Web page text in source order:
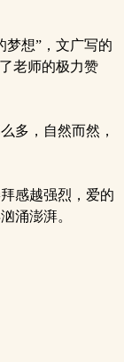
想”，文广写的
老师的极力赞
多，自然而然，
感越强烈，爱的
涌澎湃。